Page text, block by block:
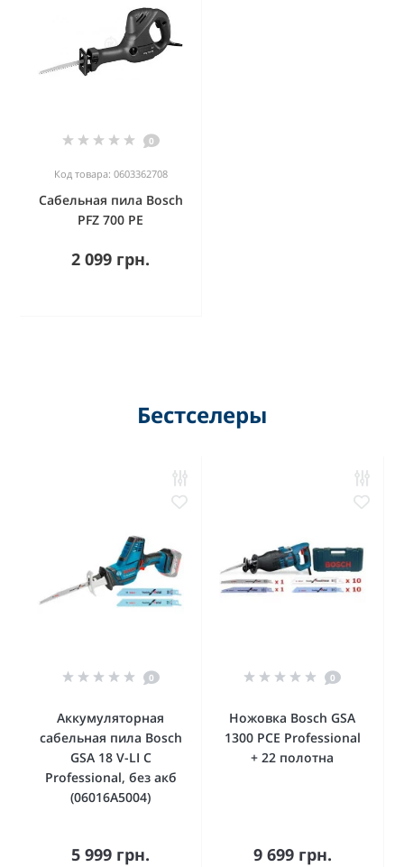
0
Код товара: 0603362708
Сабельная пила Bosch
PFZ 700 PE
2 099 грн.
Бестселеры
0
Аккумуляторная
сабельная пила Bosch
GSA 18 V-LI C
Professional, без акб
(06016A5004)
5 999 грн.
0
Ножовка Bosch GSA
1300 PCE Professional
+ 22 полотна
9 699 грн.